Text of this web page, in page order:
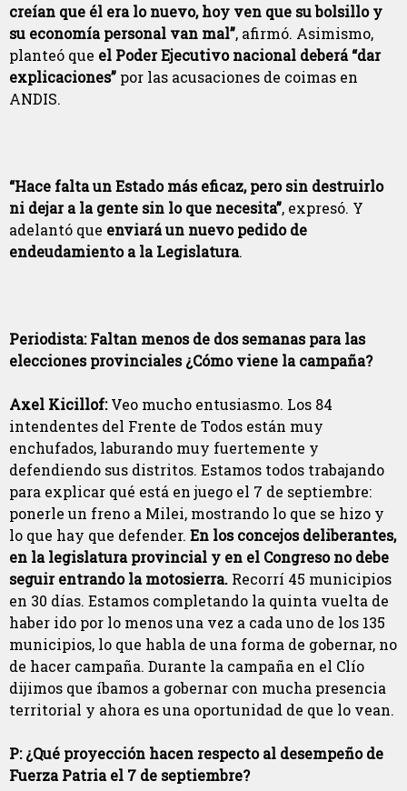
creían que él era lo nuevo, hoy ven que su bolsillo y
su economía personal van mal”, afirmó. Asimismo,
planteó que el Poder Ejecutivo nacional deberá “dar
explicaciones” por las acusaciones de coimas en
ANDIS.
“Hace falta un Estado más eficaz, pero sin destruirlo
ni dejar a la gente sin lo que necesita”, expresó. Y
adelantó que enviará un nuevo pedido de
endeudamiento a la Legislatura.
Periodista: Faltan menos de dos semanas para las
elecciones provinciales ¿Cómo viene la campaña?
Axel Kicillof:Veo mucho entusiasmo. Los 84
intendentes del Frente de Todos están muy
enchufados, laburando muy fuertemente y
defendiendo sus distritos. Estamos todos trabajando
para explicar qué está en juego el 7 de septiembre:
ponerle un freno a Milei, mostrando lo que se hizo y
lo que hay que defender. En los concejos deliberantes,
en la legislatura provincial y en el Congreso no debe
seguir entrando la motosierra. Recorrí 45 municipios
en 30 días. Estamos completando la quinta vuelta de
haber ido por lo menos una vez a cada uno de los 135
municipios, lo que habla de una forma de gobernar, no
de hacer campaña. Durante la campaña en el Clío
dijimos que íbamos a gobernar con mucha presencia
territorial y ahora es una oportunidad de que lo vean.
P: ¿Qué proyección hacen respecto al desempeño de
Fuerza Patria el 7 de septiembre?